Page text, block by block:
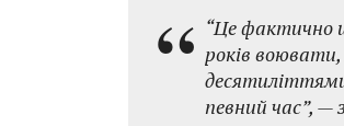
“Це фактично
років
певний час”, —